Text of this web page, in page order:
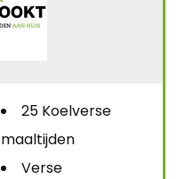
25 Koelverse
maaltijden
Verse